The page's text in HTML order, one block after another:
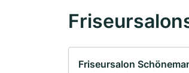
Friseursalon